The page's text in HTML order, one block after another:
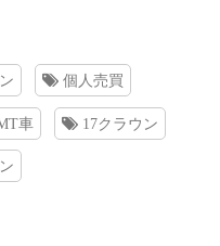
個人売買
車 17クラウン